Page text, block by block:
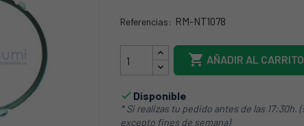
Referencias: RM-NT1078
RM-NT1078
 AÑADIR AL CARRITO
 Disponible
* Si realizas tu pedido antes de las
excepto fines de semana)